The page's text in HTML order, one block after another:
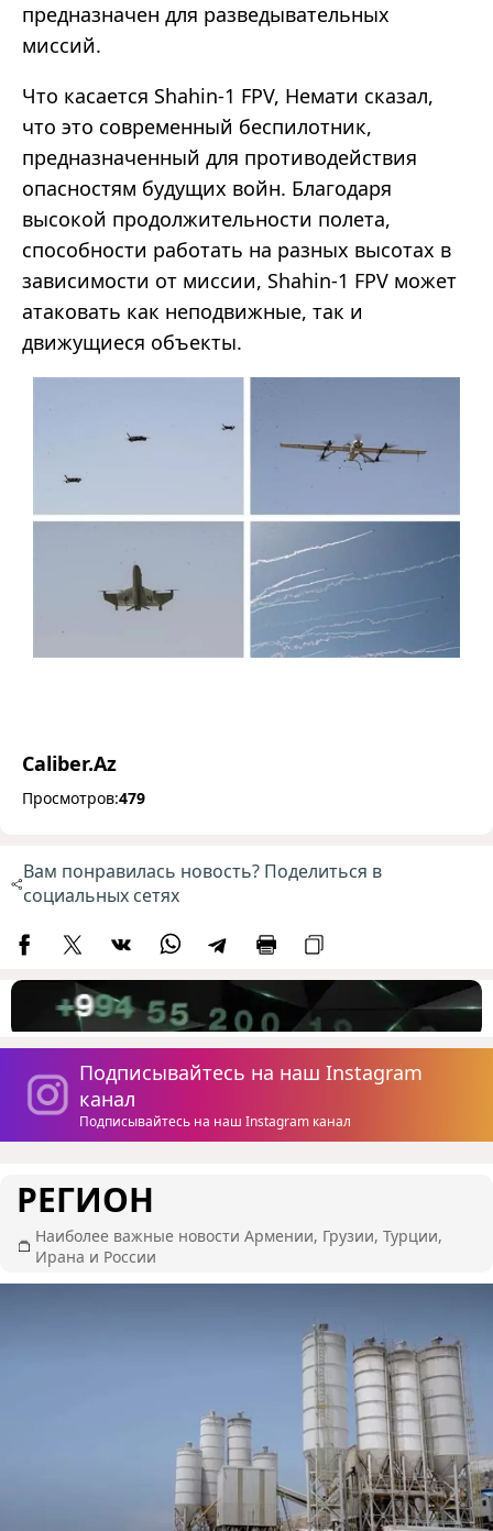
предназначен для разведывательных
миссий.
Что касается Shahin-1 FPV, Немати сказал,
что это современный беспилотник,
предназначенный для противодействия
опасностям будущих войн. Благодаря
высокой продолжительности полета,
способности работать на разных высотах в
зависимости от миссии, Shahin-1 FPV может
атаковать как неподвижные, так и
движущиеся объекты.
Caliber.Az
Просмотров:479
Вам понравилась новость? Поделиться в
социальных сетях
Подписывайтесь на наш Instagram
канал
Подписывайтесь на наш Instagram канал
РЕГИОН
Наиболее важные новости Армении, Грузии, Турции,
Ирана и России